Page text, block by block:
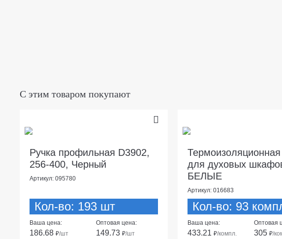
С этим товаром покупают
Ручка профильная D3902,
256-400, Черный
Артикул: 095780
Кол-во: 193 шт
Ваша цена:
186.68 ₽/шт
Оптовая цена:
149.73₽/шт
для духовых
БЕЛЫЕ
Артикул: 016683
Кол-во: 93
Ваша цена:
433.21 ₽/компл.
Оптовая
305₽/